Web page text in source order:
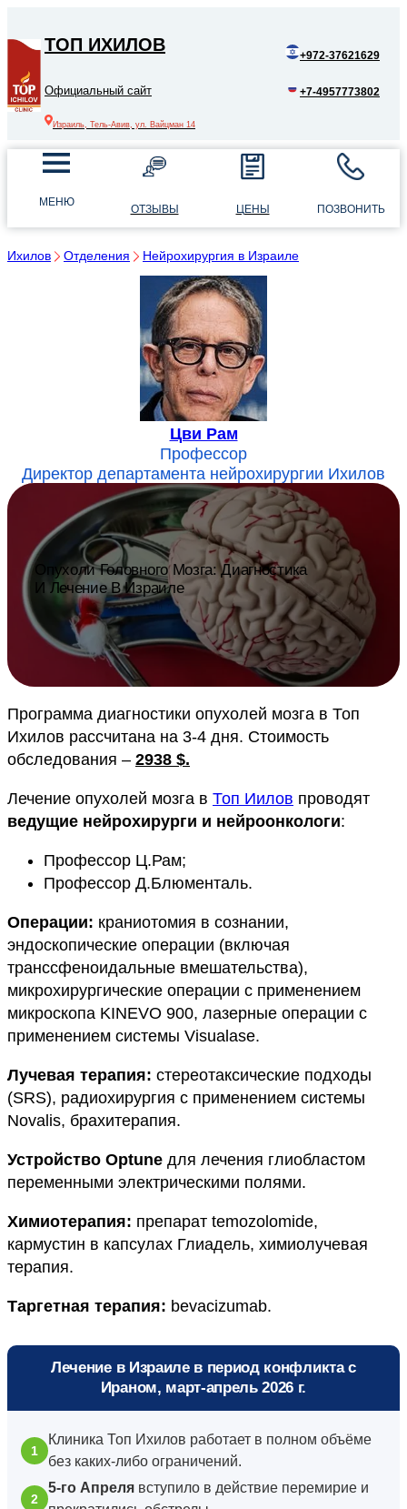
ТОП ИХИЛОВ
Официальный сайт
Израиль, Тель-Авив, ул. Вайцман 14
+972-37621629
+7-4957773802
МЕНЮ
ОТЗЫВЫ ЦЕНЫ ПОЗВОНИТЬ
Ихилов Отделения Нейрохирургия в Израиле
Цви Рам
Профессор
Директор департамента нейрохирургии Ихилов
Опухоли Головного Мозга: Диагностика
И Лечение В Израиле
Программа диагностики опухолей мозга в Топ
Ихилов рассчитана на 3-4 дня. Стоимость
обследования – 2938 $.
Лечение опухолей мозга в Топ Иилов проводят
ведущие нейрохирурги и нейроонкологи:
Профессор Ц.Рам;
Профессор Д.Блюменталь.
Операции: краниотомия в сознании,
эндоскопические операции (включая
транссфеноидальные вмешательства),
микрохирургические операции с применением
микроскопа KINEVO 900, лазерные операции с
применением системы Visualase.
Лучевая терапия: стереотаксические подходы
(SRS), радиохирургия с применением системы
Novalis, брахитерапия.
Устройство Optune для лечения глиобластом
переменными электрическими полями.
Химиотерапия: препарат temozolomide,
кармустин в капсулах Глиадель, химиолучевая
терапия.
Таргетная терапия: bevacizumab.
Лечение в Израиле в период конфликта с
Ираном, март-апрель 2026 г.
Клиника Топ Ихилов работает в полном объёме
без каких-либо ограничений.
5-го Апреля вступило в действие перемирие и